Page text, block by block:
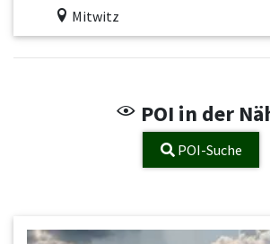
Mitwitz
POI in der
POI-Suche